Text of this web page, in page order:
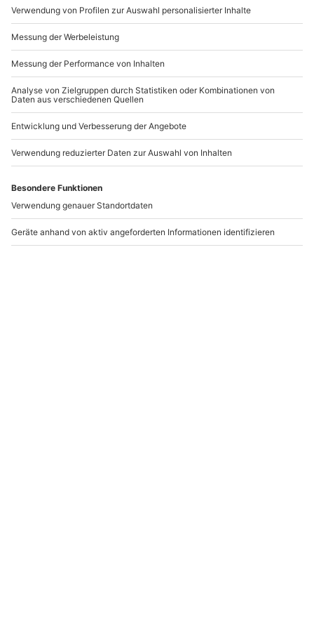
Artikelnummer:37870
Andere Produkte entdecken
-15% CLUB DEAL
Wein & Käse Abend
München
München
München